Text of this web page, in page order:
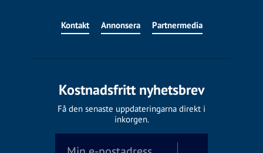
Kontakt Annonsera Partnermedia
Kostnadsfritt nyhetsbrev
Få den senaste uppdateringarna direkt i
inkorgen.